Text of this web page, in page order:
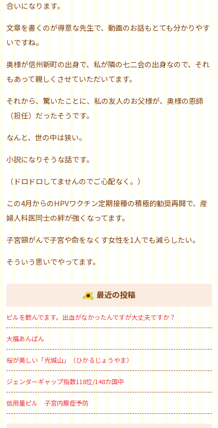
合いになります。
文章を書くのが得意な先生で、動画のお話もとても分かりやす
いですね。
奥様が信州新町の出身で、私が隣の七二会の出身なので、それ
もあって親しくさせていただいてます。
それから、驚いたことに、私の友人のお父様が、奥様の恩師
（担任）だったそうです。
なんと、世の中は狭い。
小説になりそうな話です。
（ドロドロしてませんのでご心配なく。）
この4月からのHPVワクチン定期接種の積極的勧奨再開で、産
婦人科医同士の絆が強くなってます。
子宮頸がんで子宮や命をなくす女性を1人でも減らしたい。
そういう思いでやってます。
最近の投稿
ピルを飲んでます。出血がなかったんですが大丈夫ですか？
大福あんぱん
桜が美しい「光城山」（ひかるじょうやま）
ジェンダーギャップ指数118位/148カ国中
低用量ピル 子宮内膜症予防